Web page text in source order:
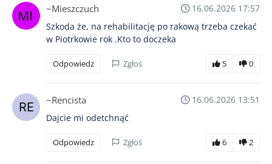
~Mieszczuch
16.06.2026 17:57
Szkoda że, na rehabilitację po rakową trzeba czekać
w Piotrkowie rok .Kto to doczeka
Odpowiedz Zgłoś 5 0
~Rencista
16.06.2026 13:51
Dajcie mi odetchnąć
Odpowiedz Zgłoś 6 2